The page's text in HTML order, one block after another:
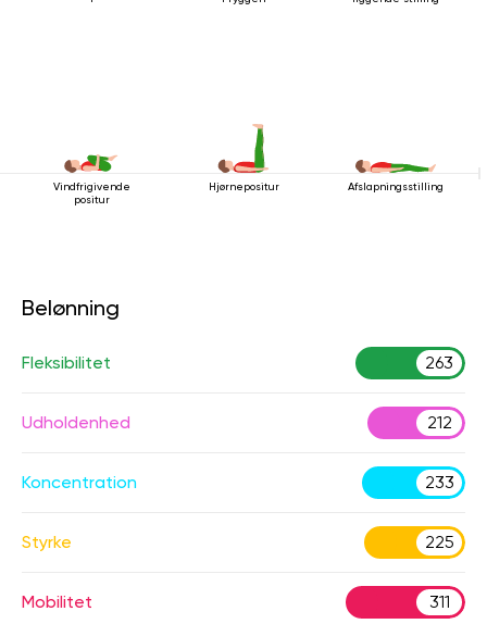
Vindfrigivende
positur
Hjørnepositur Afslapningsstilling
Belønning
Fleksibilitet 263
Udholdenhed 212
Koncentration 233
Styrke 225
Mobilitet 311